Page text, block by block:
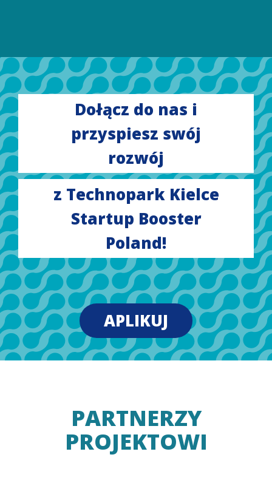
Dołącz do nas i
przyspiesz swój
rozwój
z Technopark Kielce
Startup Booster
Poland!
APLIKUJ
PARTNERZY
PROJEKTOWI